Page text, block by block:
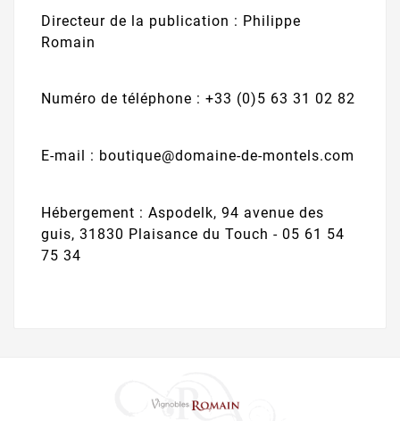
Directeur de la publication : Philippe
Romain
Numéro de téléphone : +33 (0)5 63 31 02 82
E-mail : boutique@domaine-de-montels.com
Hébergement : Aspodelk, 94 avenue des
guis, 31830 Plaisance du Touch - 05 61 54
75 34